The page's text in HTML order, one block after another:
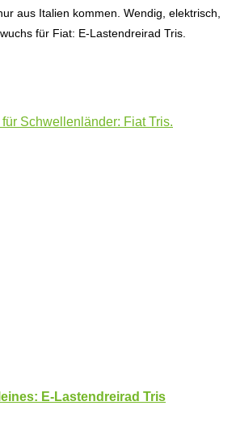
aus Italien kommen. Wendig, elektrisch,
für Fiat: E-Lastendreirad Tris.
E-Lastendreirad Tris